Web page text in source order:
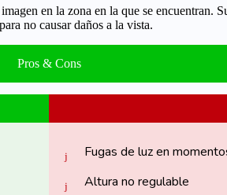
en la zona en la que se encuentran.
no causar daños a la vista.
Pros & Cons
Fugas de luz en
Altura no regulable